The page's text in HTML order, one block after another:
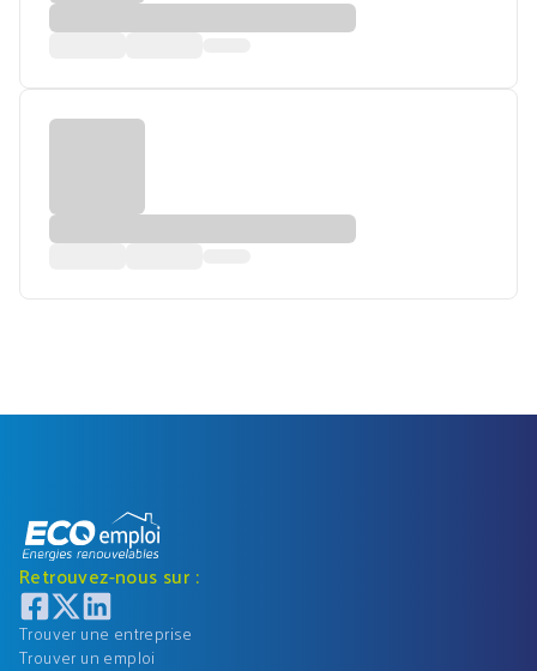
Retrouvez-nous sur :
Trouver une entreprise
Trouver un emploi